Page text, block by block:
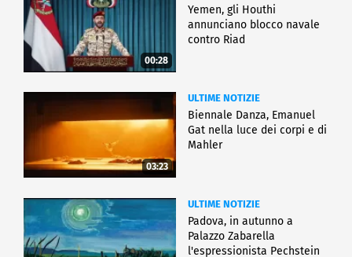
00:28
Yemen, gli Houthi
annunciano blocco navale
contro Riad
03:23
ULTIME NOTIZIE
Biennale Danza, Emanuel
Gat nella luce dei corpi e di
Mahler
ULTIME NOTIZIE
Padova, in autunno a
Palazzo Zabarella
l'espressionista Pechstein